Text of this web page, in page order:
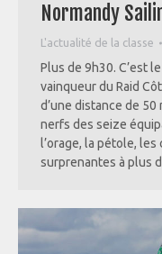
Normandy
L'actualité de la classe
Plus de 9h30. C’est
vainqueur du Raid
d’une distance de
nerfs des seize
l’orage, la pétole,
surprenantes à plus